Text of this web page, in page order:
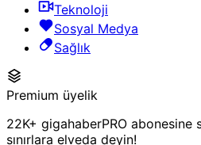
Teknoloji
Sosyal Medya
Sağlık
Premium üyelik
22K+ gigahaberPRO abonesine
sınırlara elveda deyin!